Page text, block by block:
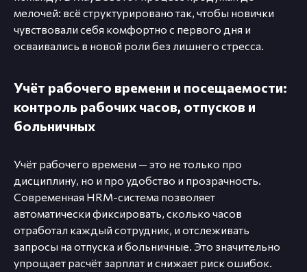
мелочей: всё структурировано так, чтобы новички
чувствовали себя комфортно с первого дня и
осваивались в новой роли без лишнего стресса.
Учёт рабочего времени и посещаемости:
контроль рабочих часов, отпусков и
больничных
Учёт рабочего времени — это не только про
дисциплину, но и про удобство и прозрачность.
Современная HRM-система позволяет
автоматически фиксировать, сколько часов
отработал каждый сотрудник, и отслеживать
запросы на отпуска и больничные. Это значительно
упрощает расчёт зарплат и снижает риск ошибок.